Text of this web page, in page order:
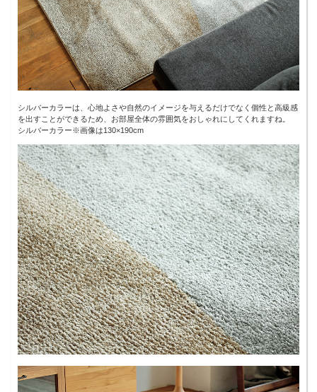
シルバーカラーは、心地よさや自然のイメージを与えるだけでなく個性と高級感
を出すことができるため、お部屋全体の雰囲気をおしゃれにしてくれますね。
シルバーカラー※画像は130×190cm